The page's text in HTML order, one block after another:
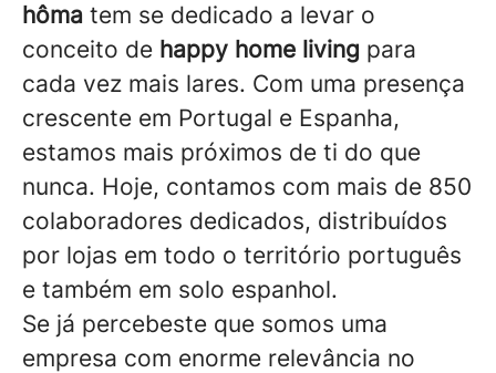
hôma tem se dedicado a levar o
conceito de happy home living para
cada vez mais lares. Com uma presença
crescente em Portugal e Espanha,
estamos mais próximos de ti do que
nunca. Hoje, contamos com mais de 850
colaboradores dedicados, distribuídos
por lojas em todo o território português
e também em solo espanhol.
Se já percebeste que somos uma
empresa com enorme relevância no